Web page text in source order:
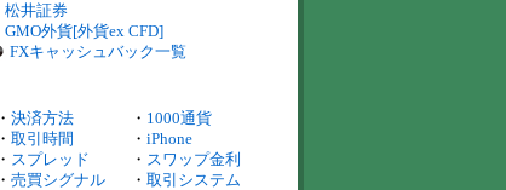
松井証券
GMO外貨[外貨ex CFD]
FXキャッシュバック一覧
・ 決済方法 ・ 1000通貨
・ 取引時間 ・ iPhone
・ スプレッド ・ スワップ金利
・ 売買シグナル ・ 取引システム